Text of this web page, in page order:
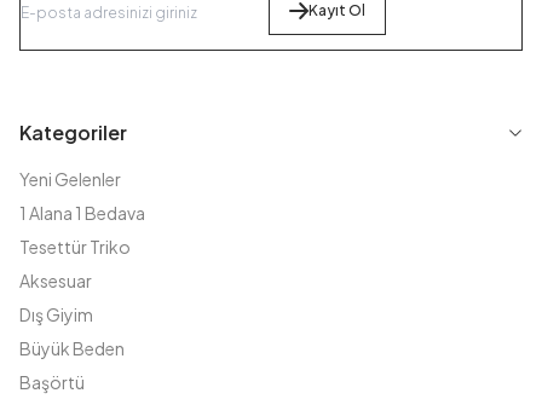
Kayıt Ol
Kategoriler
Yeni Gelenler
1 Alana 1 Bedava
Tesettür Triko
Aksesuar
Dış Giyim
Büyük Beden
Başörtü